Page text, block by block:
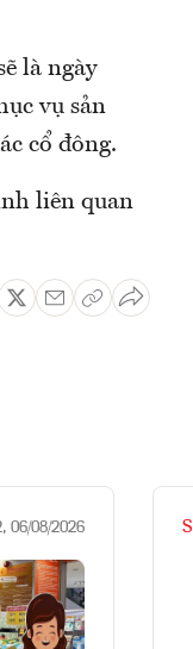
là ngày
vụ sản
cổ đông.
liên quan
06/08/2026